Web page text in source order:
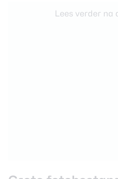
Lees verder na